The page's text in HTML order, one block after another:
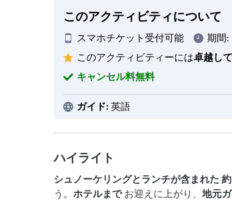
このアクティビティについて
スマホチケット受付可能 期間:
このアクティビティーには卓越し
キャンセル料無料
ガイド: 英語
ハイライト
シュノーケリングとランチが含まれた
う。 ホテルまで お迎えに上がり、 地元